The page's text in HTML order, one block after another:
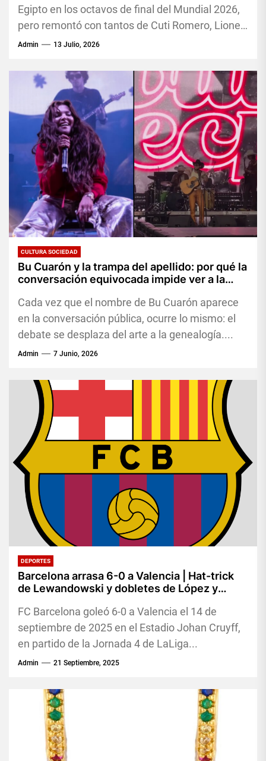
Egipto en los octavos de final del Mundial 2026,
pero remontó con tantos de Cuti Romero, Lionel
Messi...
Admin 13 Julio, 2026
CULTURA SOCIEDAD
Bu Cuarón y la trampa del apellido: por qué la
conversación equivocada impide ver a la
Cada vez que el nombre de Bu Cuarón aparece
en la conversación pública, ocurre lo mismo: el
debate se desplaza del arte a la genealogía....
Admin 7 Junio, 2026
DEPORTES
Barcelona arrasa 6-0 a Valencia | Hat-trick
de Lewandowski y dobletes de López y
FC Barcelona goleó 6-0 a Valencia el 14 de
septiembre de 2025 en el Estadio Johan Cruyff,
en partido de la Jornada 4 de LaLiga...
Admin 21 Septiembre, 2025